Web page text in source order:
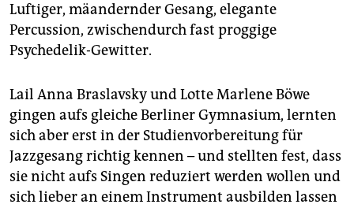
Luftiger, mäandernder Gesang, elegante
Percussion, zwischendurch fast proggige
Psychedelik-Gewitter.
Lail Anna Braslavsky und Lotte Marlene Böwe
gingen aufs gleiche Berliner Gymnasium, lernten
sich aber erst in der Studienvorbereitung für
Jazzgesang richtig kennen – und stellten fest, dass
sie nicht aufs Singen reduziert werden wollen und
sich lieber an einem Instrument ausbilden lassen